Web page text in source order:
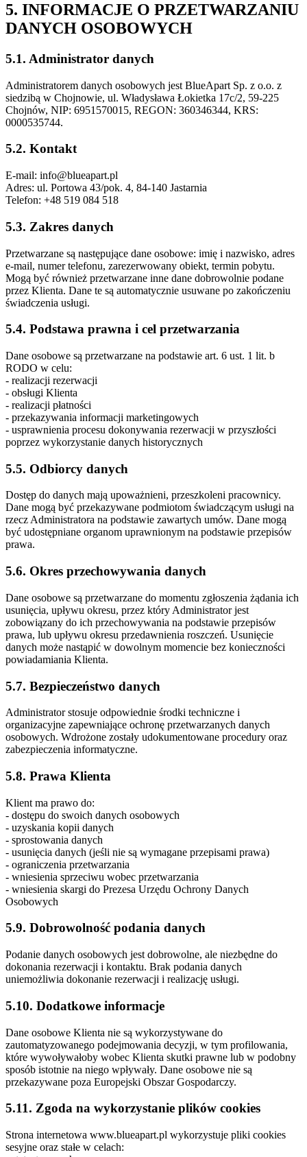
5. INFORMACJE O PRZETWARZANIU
DANYCH OSOBOWYCH
5.1. Administrator danych
Administratorem danych osobowych jest BlueApart Sp. z o.o. z
siedzibą w Chojnowie, ul. Władysława Łokietka 17c/2, 59-225
Chojnów, NIP: 6951570015, REGON: 360346344, KRS:
0000535744.
5.2. Kontakt
E-mail: info@blueapart.pl
Adres: ul. Portowa 43/pok. 4, 84-140 Jastarnia
Telefon: +48 519 084 518
5.3. Zakres danych
Przetwarzane są następujące dane osobowe: imię i nazwisko, adres
e-mail, numer telefonu, zarezerwowany obiekt, termin pobytu.
Mogą być również przetwarzane inne dane dobrowolnie podane
przez Klienta. Dane te są automatycznie usuwane po zakończeniu
świadczenia usługi.
5.4. Podstawa prawna i cel przetwarzania
Dane osobowe są przetwarzane na podstawie art. 6 ust. 1 lit. b
RODO w celu:
- realizacji rezerwacji
- obsługi Klienta
- realizacji płatności
- przekazywania informacji marketingowych
- usprawnienia procesu dokonywania rezerwacji w przyszłości
poprzez wykorzystanie danych historycznych
5.5. Odbiorcy danych
Dostęp do danych mają upoważnieni, przeszkoleni pracownicy.
Dane mogą być przekazywane podmiotom świadczącym usługi na
rzecz Administratora na podstawie zawartych umów. Dane mogą
być udostępniane organom uprawnionym na podstawie przepisów
prawa.
5.6. Okres przechowywania danych
Dane osobowe są przetwarzane do momentu zgłoszenia żądania ich
usunięcia, upływu okresu, przez który Administrator jest
zobowiązany do ich przechowywania na podstawie przepisów
prawa, lub upływu okresu przedawnienia roszczeń. Usunięcie
danych może nastąpić w dowolnym momencie bez konieczności
powiadamiania Klienta.
5.7. Bezpieczeństwo danych
Administrator stosuje odpowiednie środki techniczne i
organizacyjne zapewniające ochronę przetwarzanych danych
osobowych. Wdrożone zostały udokumentowane procedury oraz
zabezpieczenia informatyczne.
5.8. Prawa Klienta
Klient ma prawo do:
- dostępu do swoich danych osobowych
- uzyskania kopii danych
- sprostowania danych
- usunięcia danych (jeśli nie są wymagane przepisami prawa)
- ograniczenia przetwarzania
- wniesienia sprzeciwu wobec przetwarzania
- wniesienia skargi do Prezesa Urzędu Ochrony Danych
Osobowych
5.9. Dobrowolność podania danych
Podanie danych osobowych jest dobrowolne, ale niezbędne do
dokonania rezerwacji i kontaktu. Brak podania danych
uniemożliwia dokonanie rezerwacji i realizację usługi.
5.10. Dodatkowe informacje
Dane osobowe Klienta nie są wykorzystywane do
zautomatyzowanego podejmowania decyzji, w tym profilowania,
które wywoływałoby wobec Klienta skutki prawne lub w podobny
sposób istotnie na niego wpływały. Dane osobowe nie są
przekazywane poza Europejski Obszar Gospodarczy.
5.11. Zgoda na wykorzystanie plików cookies
Strona internetowa www.blueapart.pl wykorzystuje pliki cookies
sesyjne oraz stałe w celach: